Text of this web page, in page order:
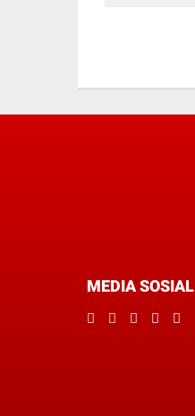
MEDIA SOSIAL